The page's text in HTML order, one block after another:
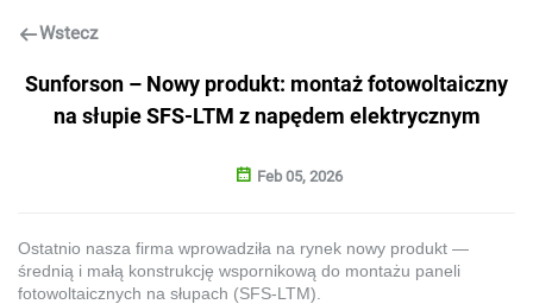
Wstecz
Sunforson – Nowy produkt: montaż fotowoltaiczny
na słupie SFS-LTM z napędem elektrycznym
Feb 05, 2026
Ostatnio nasza firma wprowadziła na rynek nowy produkt —
średnią i małą konstrukcję wspornikową do montażu paneli
fotowoltaicznych na słupach (SFS-LTM).